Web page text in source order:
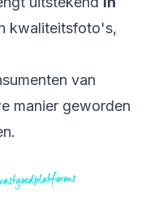
kwaliteitsfoto's,
van
manier geworden